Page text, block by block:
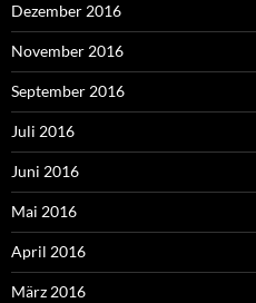
Dezember 2016
November 2016
September 2016
Juli 2016
Juni 2016
Mai 2016
April 2016
März 2016